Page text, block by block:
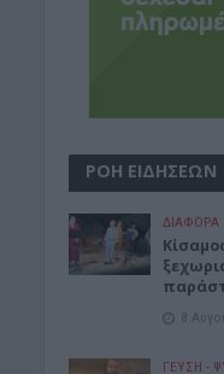
ΡΟΗ ΕΙΔΗΣΕΩΝ
ΔΙΆΦΟΡΑ
8
ΓΕΎΣΗ -